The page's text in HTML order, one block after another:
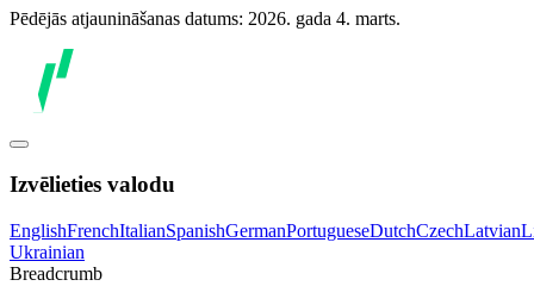
Pēdējās atjaunināšanas datums: 2026. gada 4. marts.
Izvēlieties valodu
EnglishFrenchItalianSpanishGermanPortugueseDutchCzechLatvian
Ukrainian
Breadcrumb